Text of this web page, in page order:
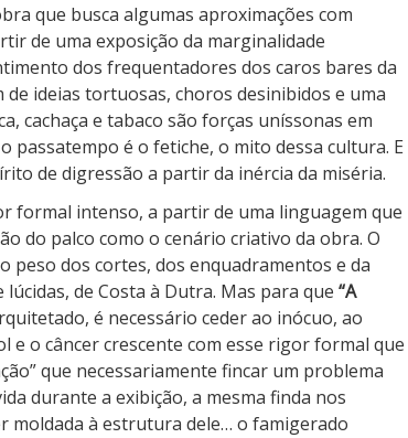
que busca algumas aproximações com
de uma exposição da marginalidade
dos frequentadores dos caros bares da
ideias tortuosas, choros desinibidos e uma
cachaça e tabaco são forças uníssonas em
passatempo é o fetiche, o mito dessa cultura. E
de digressão a partir da inércia da miséria.
formal intenso, a partir de uma linguagem que
do palco como o cenário criativo da obra. O
dos cortes, dos enquadramentos e da
de Costa à Dutra. Mas para que “A
é necessário ceder ao inócuo, ao
e o câncer crescente com esse rigor formal que
que necessariamente fincar um problema
durante a exibição, a mesma finda nos
moldada à estrutura dele… o famigerado